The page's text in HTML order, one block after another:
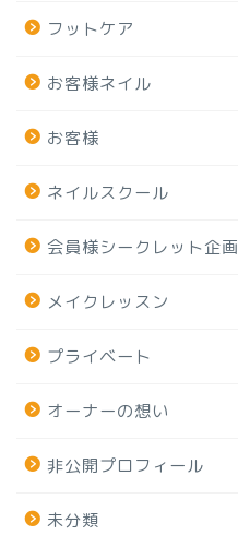
フットケア
お客様ネイル
お客様
ネイルスクール
会員様シークレット企画
メイクレッスン
プライベート
オーナーの想い
非公開プロフィール
未分類